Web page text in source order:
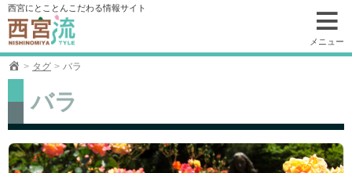
コ
ン
テ
ン
ツ
動
西宮にとことんこだわる情報サイト
メニュー
タグ バラ
バラ